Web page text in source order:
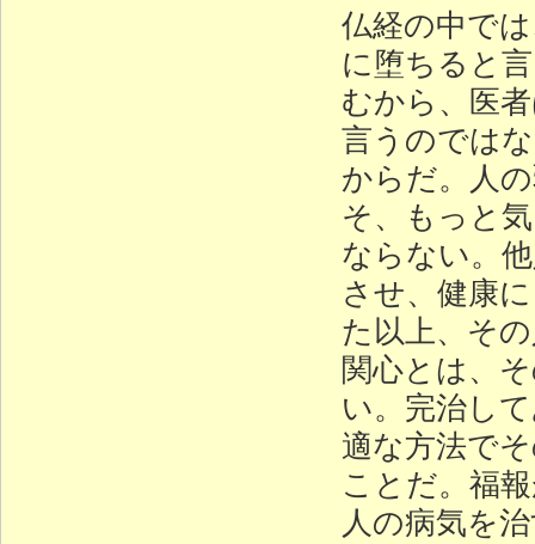
仏経の中で
に堕ちると
むから、医
言うのでは
からだ。人
そ、もっと
ならない。
させ、健康
た以上、そ
関心とは、
い。完治し
適な方法で
ことだ。福
人の病気を